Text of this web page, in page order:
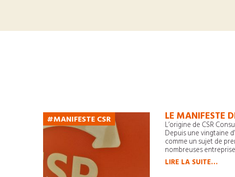
#MANIFESTE CSR LE MANIFESTE
L’origine de CSR
Depuis une vingtaine
comme un sujet de
nombreuses
LIRE LA SUITE…